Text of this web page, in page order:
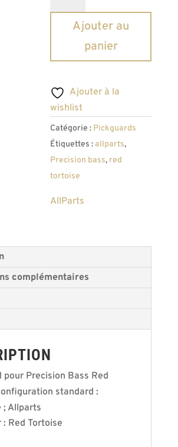
Pickguard
Allparts
Precision
Tortoise
3
plis
Ajouter au
panier
Ajouter à la
wishlist
Catégorie : Pickguards
Étiquettes :allparts,
Precision bass, red
tortoise
AllParts
complémentaires
pour Precision Bass Red
standard :
; Allparts
: Red Tortoise